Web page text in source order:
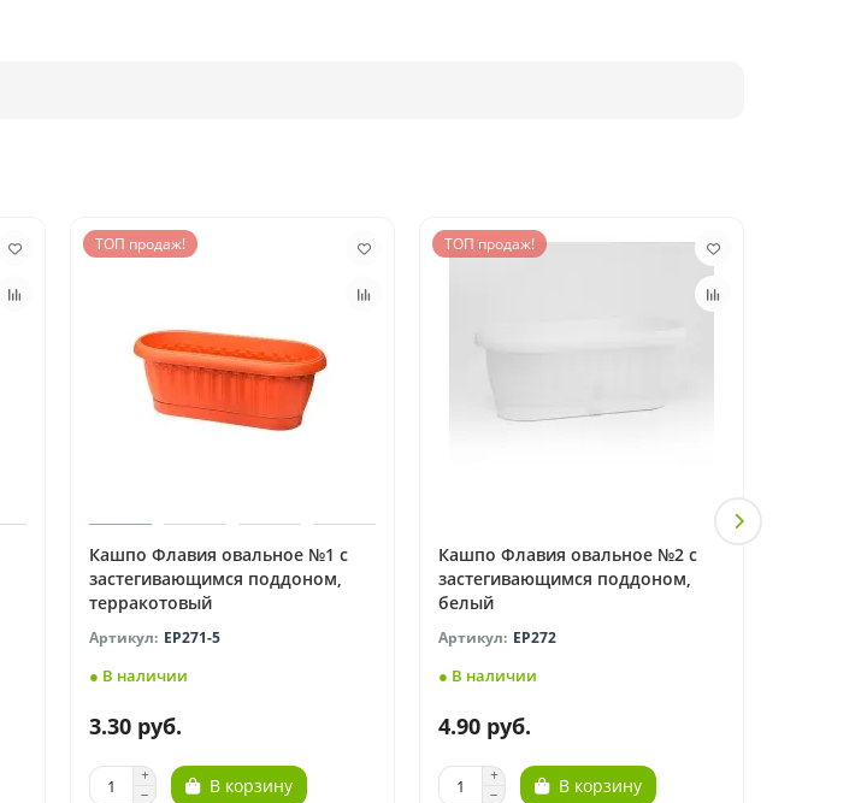
ТОП продаж!
Кашпо Флавия овальное №1 с
застегивающимся поддоном,
терракотовый
EP271-5
● В наличии
3.30 руб.
В корзину
ТОП продаж!
Кашпо Флавия овальное №2 с
застегивающимся поддоном,
белый
EP272
● В наличии
4.90 руб.
В корзину